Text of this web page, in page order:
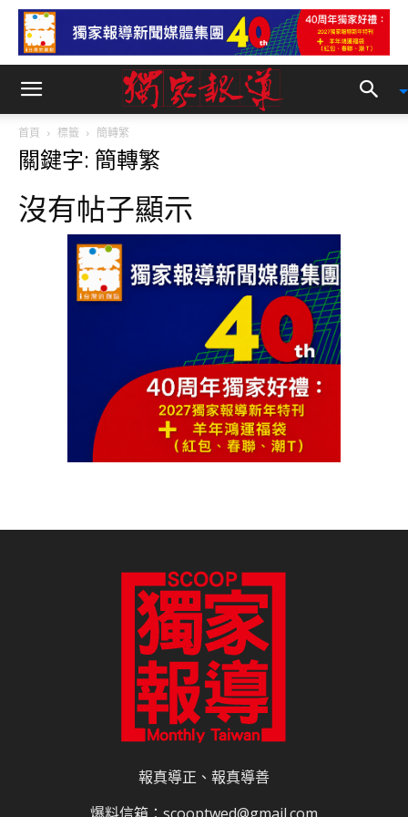
首頁 標籤 簡轉繁
關鍵字: 簡轉繁
沒有帖子顯示
報真導正、報真導善